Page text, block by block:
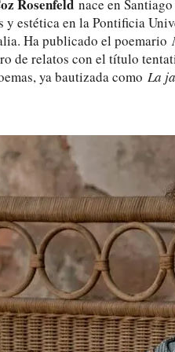
Rosenfeld nace en
y estética en la Pontificia
Ha publicado el poemario
de relatos con el título
ya bautizada como La